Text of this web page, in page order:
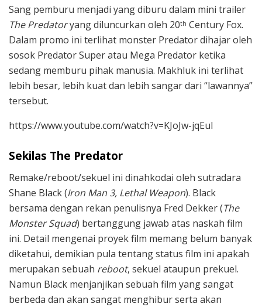
Sang pemburu menjadi yang diburu dalam mini trailer
The Predatoryang diluncurkan oleh 20th Century Fox.
Dalam promo ini terlihat monster Predator dihajar oleh
sosok Predator Super atau Mega Predator ketika
sedang memburu pihak manusia. Makhluk ini terlihat
lebih besar, lebih kuat dan lebih sangar dari “lawannya”
tersebut.
https://www.youtube.com/watch?v=KJoJw-jqEuI
Sekilas The Predator
Remake/reboot/sekuel ini dinahkodai oleh sutradara
Shane Black (Iron Man 3, Lethal Weapon). Black
bersama dengan rekan penulisnya Fred Dekker (The
Monster Squad) bertanggung jawab atas naskah film
ini. Detail mengenai proyek film memang belum banyak
diketahui, demikian pula tentang status film ini apakah
merupakan sebuah reboot, sekuel ataupun prekuel.
Namun Black menjanjikan sebuah film yang sangat
berbeda dan akan sangat menghibur serta akan